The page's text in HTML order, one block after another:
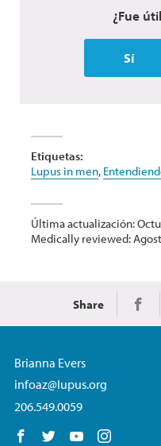
¿Fue
Sí
Etiquetas:
Lupus in men,
Última actualización:
Medically reviewed:
Share
Brianna Evers
infoaz@lupus.org
206.549.0059
Follow us on Facebook
Follow us on Twitter
Follow us on